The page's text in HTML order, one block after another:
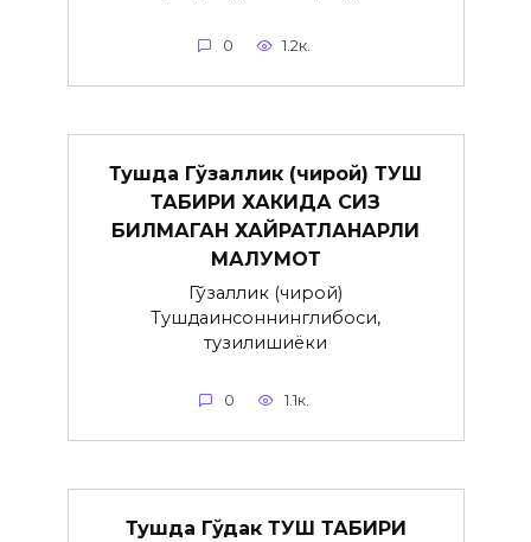
0 1.2к.
Тушда Гўзаллик (чирой) ТУШ
ТАБИРИ ХАКИДА СИЗ
БИЛМАГАН ХАЙРАТЛАНАРЛИ
МАЛУМОТ
Гўзаллик (чирой)
Тушдаинсоннинглибоси,
тузилишиёки
0 1.1к.
Тушда Гўдак ТУШ ТАБИРИ